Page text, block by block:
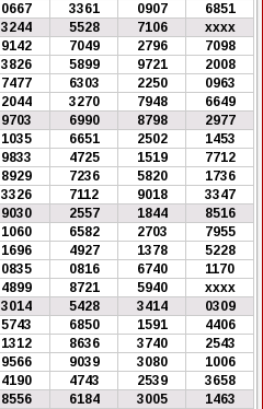
0667 3361 0907
6851
3244 5528 7106
xxxx
9142 7049 2796
7098
3826 5899 9721
2008
7477 6303 2250
0963
2044 3270 7948
6649
9703 6990 8798
2977
1035 6651 2502
1453
9833 4725 1519
7712
8929 7236 5820
1736
3326 7112 9018
3347
9030 2557 1844
8516
1060 6582 2703
7955
1696 4927 1378
5228
0835 0816 6740
1170
4899 8721 5940
xxxx
3014 5428 3414
0309
5743 6850 1591
4406
1312 8636 3740
2543
9566 9039 3080
1006
4190 4743 2539
3658
8556 6184 3005
1463